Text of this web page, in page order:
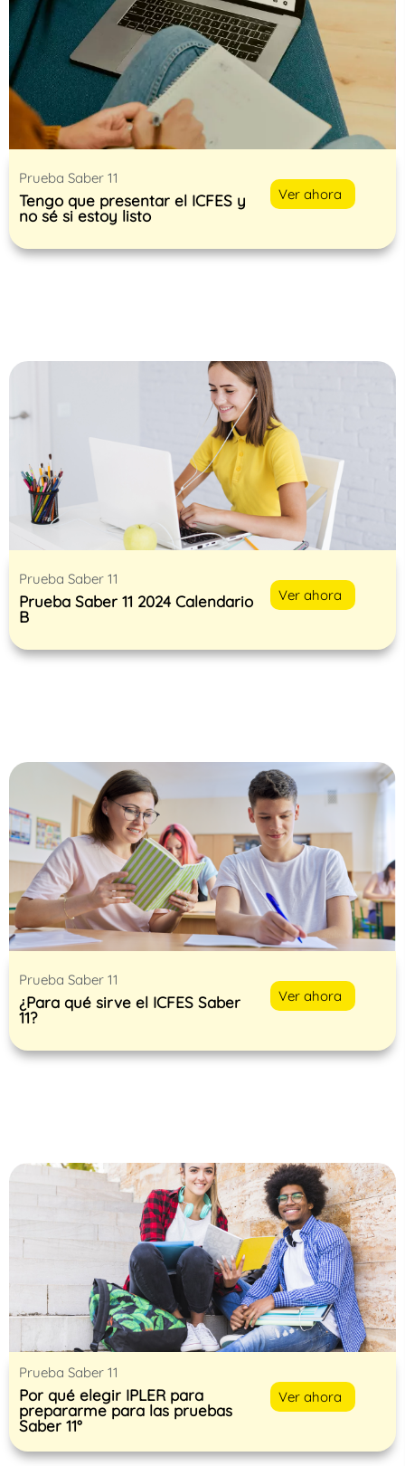
Prueba Saber 11
Tengo que presentar el ICFES y
no sé si estoy listo
Ver ahora
Prueba Saber 11
Prueba Saber 11 2024 Calendario
B
Ver ahora
Prueba Saber 11
¿Para qué sirve el ICFES Saber
11?
Ver ahora
Prueba Saber 11
Por qué elegir IPLER para
prepararme para las pruebas
Saber 11°
Ver ahora